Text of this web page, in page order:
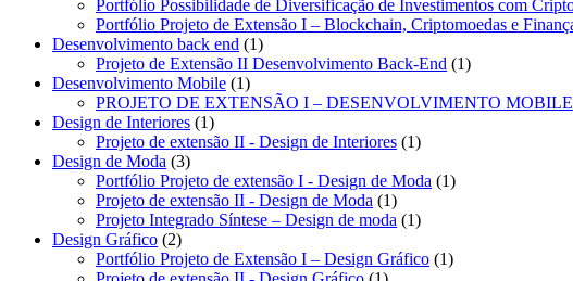
produtos
Portfólio Possibilidade de Diversificação de Investimentos com
Portfólio Projeto de Extensão I – Blockchain, Criptomoedas e
Desenvolvimento back end 11
produto
Projeto de Extensão II Desenvolvimento Back-End 11
Desenvolvimento Mobile 11
produto
PROJETO DE EXTENSÃO I – DESENVOLVIMENTO MOBILE
Design de Interiores 11
produto
Projeto de extensão II - Design de Interiores 11
Design de Moda 33
produtos
Portfólio Projeto de extensão I - Design de Moda 11
Projeto de extensão II - Design de Moda 11
produto
Projeto Integrado Síntese – Design de moda 11
Design Gráfico 22
produtos
Portfólio Projeto de Extensão I – Design Gráfico 11